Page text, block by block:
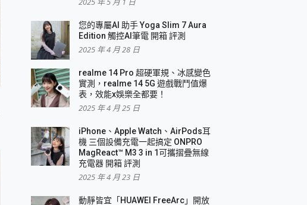
您的專屬AI 助手 Yoga Slim 7 Aura
Edition 觸控AI筆電 開箱 評測
2025 年 4 月 28 日
realme 14 Pro 超硬軍規、冰感變色
實測，realme 14 5G 遊戲戰鬥值爆
表，效能x娛樂全都要！
2025 年 4 月 25 日
iPhone、Apple Watch、AirPods耳
機 三個設備充電一起搞定 ONPRO
MagReact™ M3 3 in 1可攜摺疊無線
充電器 開箱 評測
2025 年 4 月 23 日
動靜皆宜「HUAWEI FreeArc」開放